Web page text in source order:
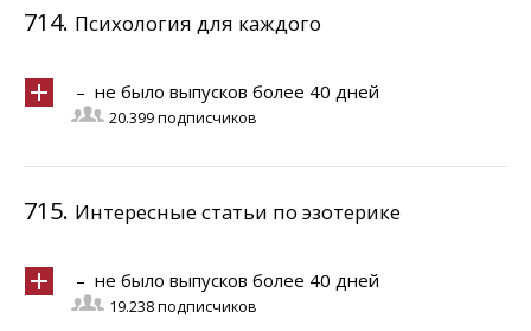
714. Психология для каждого
– не было выпусков более 40 дней
20.399 подписчиков
715. Интересные статьи по эзотерике
– не было выпусков более 40 дней
19.238 подписчиков